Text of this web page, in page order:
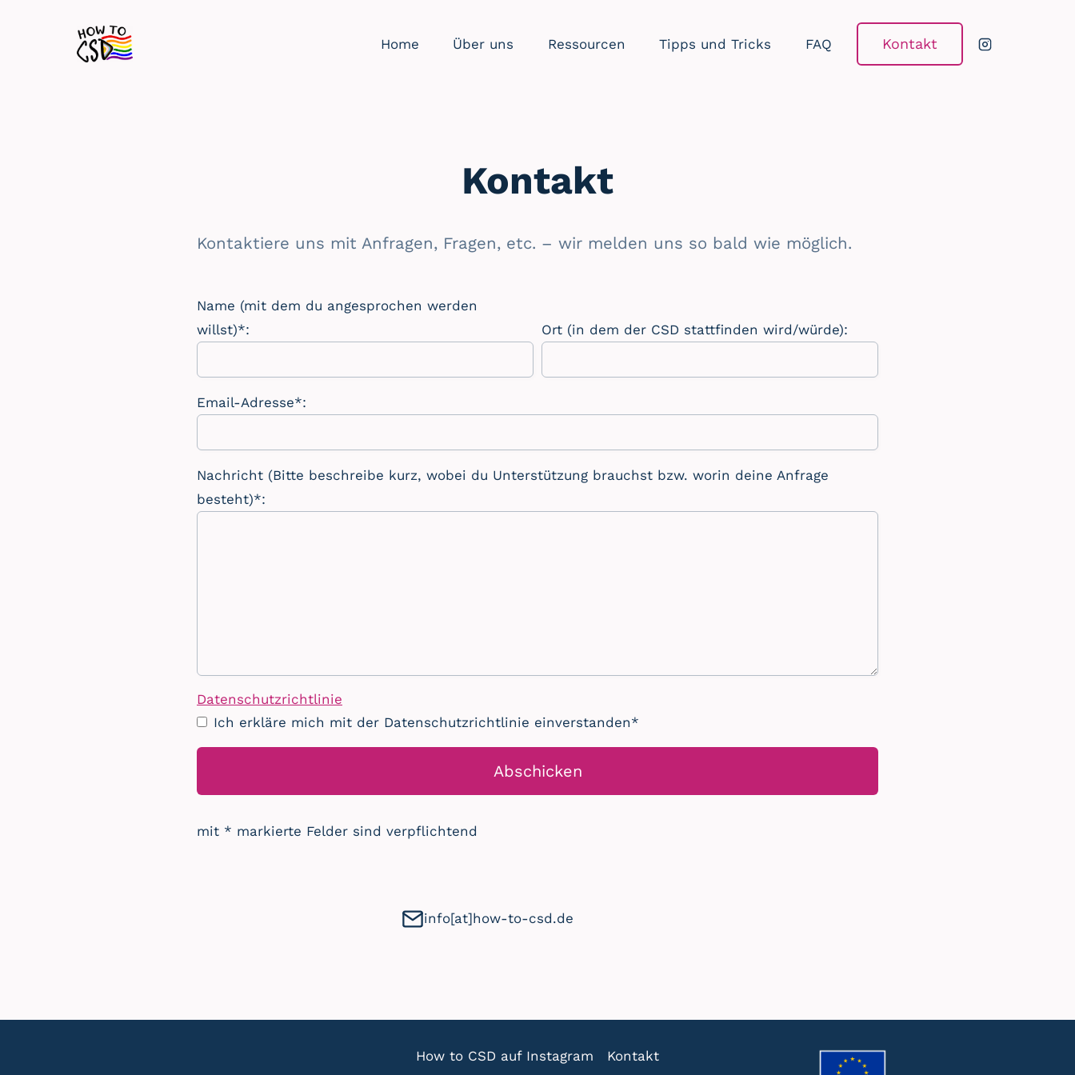
Home Über uns Ressourcen Tipps und Tricks FAQ Kontakt
Kontakt
Kontaktiere uns mit Anfragen, Fragen, etc. – wir melden uns so bald wie möglich.
Name (mit dem du angesprochen werden
willst)*:
Ort (in dem der CSD stattfinden wird/würde):
Email-Adresse*:
Nachricht (Bitte beschreibe kurz, wobei du Unterstützung brauchst bzw. worin deine Anfrage
besteht)*:
Datenschutzrichtlinie
Ich erkläre mich mit der Datenschutzrichtlinie einverstanden*
Abschicken
mit * markierte Felder sind verpflichtend
info[at]how-to-csd.de
How to CSD auf Instagram
Kontakt